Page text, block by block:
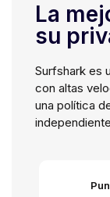
La
su
Surfshark es
con altas
una política